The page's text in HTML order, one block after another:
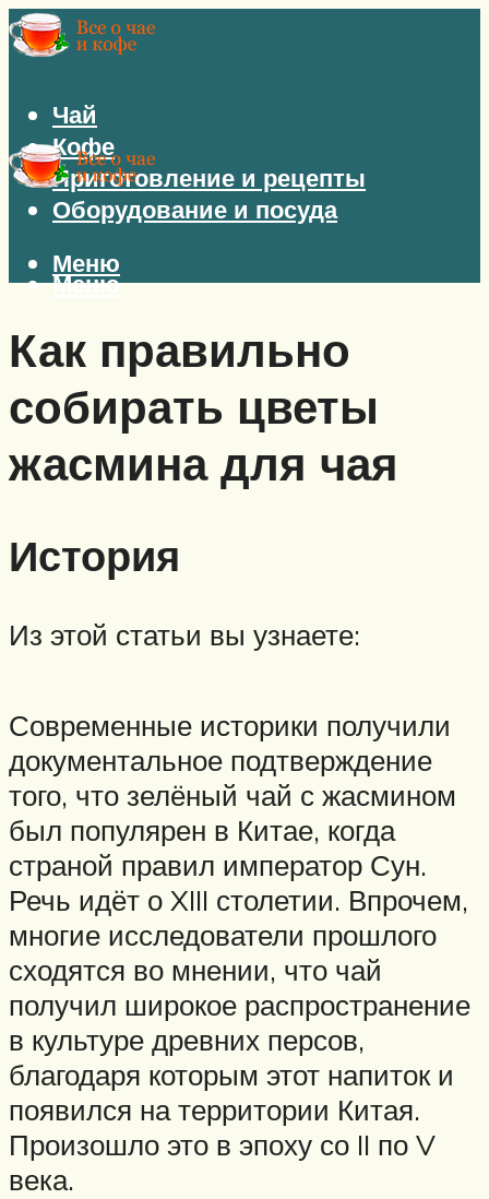
Чай
Кофе
Приготовление и рецепты
Оборудование и посуда
Меню
Меню
Как правильно
собирать цветы
жасмина для чая
История
Из этой статьи вы узнаете:
Современные историки получили
документальное подтверждение
того, что зелёный чай с жасмином
был популярен в Китае, когда
страной правил император Сун.
Речь идёт о XIII столетии. Впрочем,
многие исследователи прошлого
сходятся во мнении, что чай
получил широкое распространение
в культуре древних персов,
благодаря которым этот напиток и
появился на территории Китая.
Произошло это в эпоху со II по V
века.